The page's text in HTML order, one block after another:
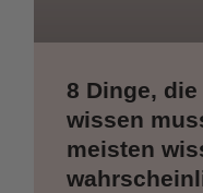
8 Dinge,
wissen
meisten